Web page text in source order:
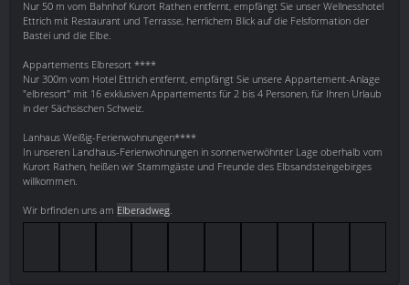
Nur 50 m vom Bahnhof Kurort Rathen entfernt, empfängt Sie unser Wellnesshotel
Ettrich mit Restaurant und Terrasse, herrlichem Blick auf die Felsformation der
Bastei und die Elbe.
Appartements Elbresort ****
Nur 300m vom Hotel Ettrich entfernt, empfängt Sie unsere Appartement-Anlage
"elbresort" mit 16 exklusiven Appartements für 2 bis 4 Personen, für Ihren Urlaub
in der Sächsischen Schweiz.
Lanhaus Weißig-Ferienwohnungen****
In unseren Landhaus-Ferienwohnungen in sonnenverwöhnter Lage oberhalb vom
Kurort Rathen, heißen wir Stammgäste und Freunde des Elbsandsteingebirges
willkommen.
Wir brfinden uns am Elberadweg